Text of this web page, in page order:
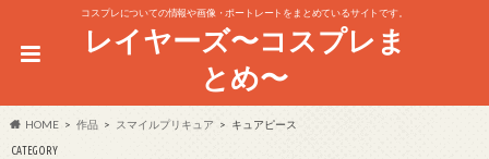
コスプレについての情報や画像・ポートレートをまとめているサイトです。
レイヤーズ〜コスプレま
とめ〜
HOME 作品 スマイルプリキュア キュアピース
CATEGORY